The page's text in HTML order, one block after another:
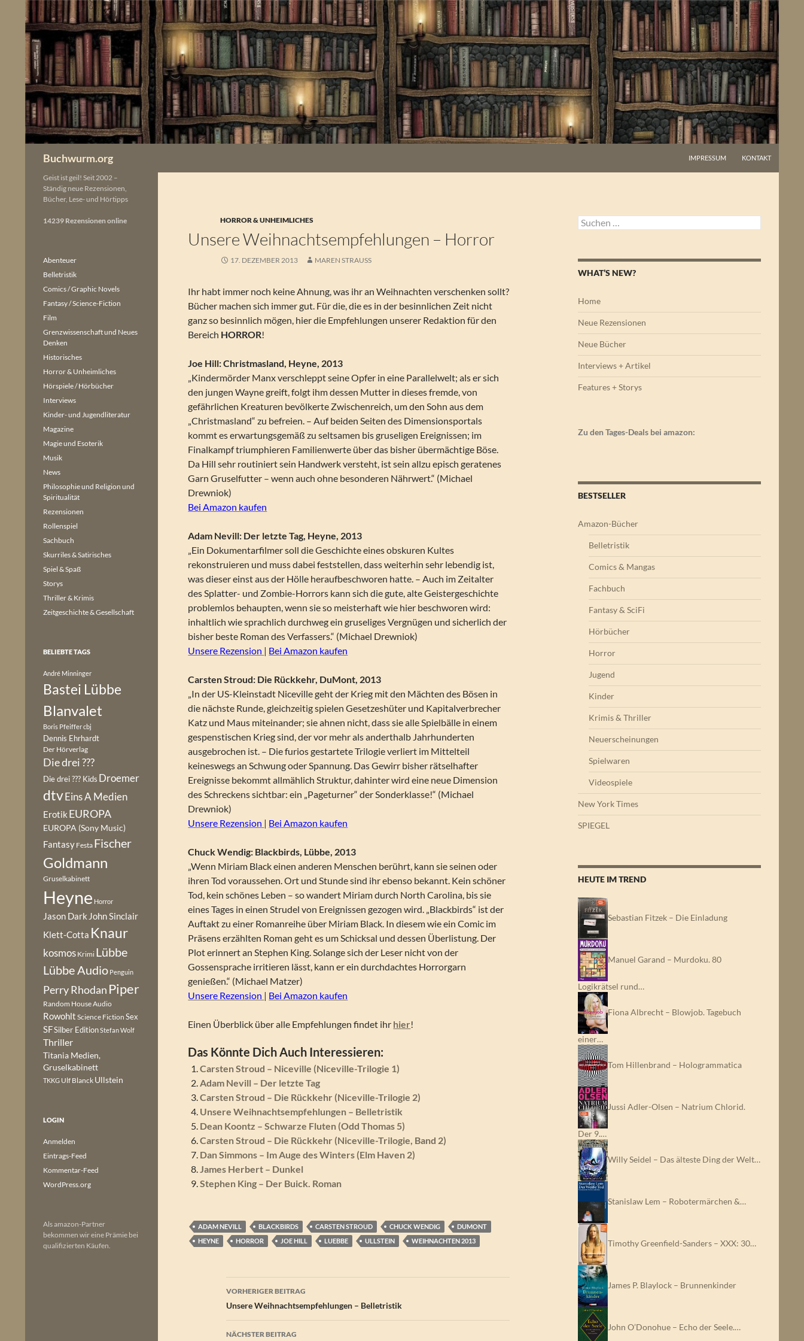
springen
Buchwurm.org IMPRESSUM KONTAKT
HORROR & UNHEIMLICHES
Unsere Weihnachtsempfehlungen – Horror
17. DEZEMBER 2013 MAREN STRAUSS
Ihr habt immer noch keine Ahnung, was ihr an Weihnachten verschenken sollt?
Bücher machen sich immer gut. Für die, die es in der besinnlichen Zeit nicht
ganz so besinnlich mögen, hier die Empfehlungen unserer Redaktion für den
Bereich HORROR!
Joe Hill: Christmasland, Heyne, 2013
„Kindermörder Manx verschleppt seine Opfer in eine Parallelwelt; als er sich
den jungen Wayne greift, folgt ihm dessen Mutter in dieses fremde, von
gefährlichen Kreaturen bevölkerte Zwischenreich, um den Sohn aus dem
„Christmasland“ zu befreien. – Auf beiden Seiten des Dimensionsportals
kommt es erwartungsgemäß zu seltsamen bis gruseligen Ereignissen; im
Finalkampf triumphieren Familienwerte über das bisher übermächtige Böse.
Da Hill sehr routiniert sein Handwerk versteht, ist sein allzu episch geratenes
Garn Gruselfutter – wenn auch ohne besonderen Nährwert.“ (Michael
Drewniok)
Bei Amazon kaufen
Adam Nevill: Der letzte Tag, Heyne, 2013
„Ein Dokumentarfilmer soll die Geschichte eines obskuren Kultes
rekonstruieren und muss dabei feststellen, dass weiterhin sehr lebendig ist,
was dieser einst aus der Hölle heraufbeschworen hatte. – Auch im Zeitalter
des Splatter- und Zombie-Horrors kann sich die gute, alte Geistergeschichte
problemlos behaupten, wenn sie so meisterhaft wie hier beschworen wird:
inhaltlich wie sprachlich durchweg ein gruseliges Vergnügen und sicherlich der
bisher beste Roman des Verfassers.“ (Michael Drewniok)
Unsere Rezension | Bei Amazon kaufen
Carsten Stroud: Die Rückkehr, DuMont, 2013
„In der US-Kleinstadt Niceville geht der Krieg mit den Mächten des Bösen in
die nächste Runde, gleichzeitig spielen Gesetzeshüter und Kapitalverbrecher
Katz und Maus miteinander; sie ahnen nicht, dass sie alle Spielbälle in einem
gespenstischen Krieg sind, der vor mehr als anderthalb Jahrhunderten
ausgebrochen ist. – Die furios gestartete Trilogie verliert im Mittelteil
keineswegs an Schwung oder Spannung. Das Gewirr bisher rätselhafter
Ereignisse bekommt allmählich Struktur, dahinter wird eine neue Dimension
des Schreckens sichtbar: ein „Pageturner“ der Sonderklasse!“ (Michael
Drewniok)
Unsere Rezension | Bei Amazon kaufen
Chuck Wendig: Blackbirds, Lübbe, 2013
„Wenn Miriam Black einen anderen Menschen berührt, kann sie seinen oder
ihren Tod voraussehen. Ort und Stunde sind ihr ebenso bekannt. Kein schöner
Tod, kein schönes Leben – so wandert Miriam durch North Carolina, bis sie
eines Tages in einen Strudel von Ereignissen gezogen wird. „Blackbirds“ ist der
Auftakt zu einer Romanreihe über Miriam Black. In diesem wie ein Comic im
Präsens erzählten Roman geht es um Schicksal und dessen Überlistung. Der
Plot erinnert an Stephen King. Solange sich der Leser nicht von der
Gossensprache irritieren lässt, kann er ein durchdachtes Horrorgarn
genießen.“ (Michael Matzer)
Unsere Rezension | Bei Amazon kaufen
Einen Überblick über alle Empfehlungen findet ihr hier!
Das Könnte Dich Auch Interessieren:
Carsten Stroud – Niceville (Niceville-Trilogie 1)
Adam Nevill – Der letzte Tag
Carsten Stroud – Die Rückkehr (Niceville-Trilogie 2)
Unsere Weihnachtsempfehlungen – Belletristik
Dean Koontz – Schwarze Fluten (Odd Thomas 5)
Carsten Stroud – Die Rückkehr (Niceville-Trilogie, Band 2)
Dan Simmons – Im Auge des Winters (Elm Haven 2)
James Herbert – Dunkel
Stephen King – Der Buick. Roman
ADAM NEVILL BLACKBIRDS CARSTEN STROUD CHUCK WENDIG
DUMONT
HEYNE
HORROR JOE HILL LUEBBE ULLSTEIN WEIHNACHTEN 2013
Beitragsnavigation
VORHERIGER BEITRAG
Unsere Weihnachtsempfehlungen – Belletristik
NÄCHSTER BEITRAG
Suchen
nach:
WHAT’S NEW?
Home
Neue Rezensionen
Neue Bücher
Interviews + Artikel
Features + Storys
Zu den Tages-Deals bei amazon:
BESTSELLER
Amazon-Bücher
Belletristik
Comics & Mangas
Fachbuch
Fantasy & SciFi
Hörbücher
Horror
Jugend
Kinder
Krimis & Thriller
Neuerscheinungen
Spielwaren
Videospiele
New York Times
SPIEGEL
HEUTE IM TREND
Sebastian Fitzek – Die Einladung
Manuel Garand – Murdoku. 80
Logikrätsel rund…
Fiona Albrecht – Blowjob. Tagebuch
einer…
Tom Hillenbrand – Hologrammatica
Jussi Adler-Olsen – Natrium Chlorid.
Der 9.…
Willy Seidel – Das älteste Ding der Welt…
Stanislaw Lem – Robotermärchen &…
Timothy Greenfield-Sanders – XXX: 30…
James P. Blaylock – Brunnenkinder
John O’Donohue – Echo der Seele.…
Geist ist geil! Seit 2002 –
Ständig neue Rezensionen,
Bücher, Lese- und Hörtipps
14239 Rezensionen online
Abenteuer
Belletristik
Comics / Graphic Novels
Fantasy / Science-Fiction
Film
Grenzwissenschaft und Neues
Denken
Historisches
Horror & Unheimliches
Hörspiele / Hörbücher
Interviews
Kinder- und Jugendliteratur
Magazine
Magie und Esoterik
Musik
News
Philosophie und Religion und
Spiritualität
Rezensionen
Rollenspiel
Sachbuch
Skurriles & Satirisches
Spiel & Spaß
Storys
Thriller & Krimis
Zeitgeschichte & Gesellschaft
BELIEBTE TAGS
André Minninger
Bastei Lübbe
Blanvalet
Boris Pfeiffercbj
Dennis Ehrhardt
Der Hörverlag
Die drei ???
Die drei ??? Kids Droemer
dtvEins A Medien
Erotik EUROPA
EUROPA (Sony Music)
Fantasy Festa Fischer
Goldmann
Gruselkabinett
Heyne Horror
Jason Dark John Sinclair
Klett-Cotta Knaur
kosmos Krimi Lübbe
Lübbe Audio Penguin
Perry Rhodan Piper
Random House Audio
Rowohlt Science Fiction Sex
SFSilber EditionStefan Wolf
Thriller
Titania Medien,
Gruselkabinett
TKKG Ulf Blanck Ullstein
LOGIN
Anmelden
Eintrags-Feed
Kommentar-Feed
WordPress.org
Als amazon-Partner
bekommen wir eine Prämie bei
qualifizierten Käufen.